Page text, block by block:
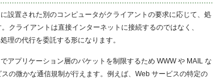
設置された別のコンピュータがクライアントの要求に応じて、処
クライアントは直接インターネットに接続するのではなく、
理の代行を委託する形になります。
アプリケーション層のパケットを制限するため WWW や MAIL な
スの微かな通信規制が行えます。例えば、Web サービスの特定の